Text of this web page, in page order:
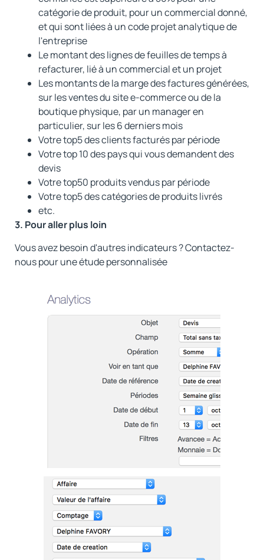
catégorie de produit, pour un commercial donné,
et qui sont liées à un code projet analytique de
l'entreprise
Le montant des lignes de feuilles de temps à
refacturer, lié à un commercial et un projet
Les montants de la marge des factures générées,
sur les ventes du site e-commerce ou de la
boutique physique, par un manager en
particulier, sur les 6 derniers mois
Votre top5 des clients facturés par période
Votre top 10 des pays qui vous demandent des
devis
Votre top50 produits vendus par période
Votre top5 des catégories de produits livrés
etc.
3. Pour aller plus loin
Vous avez besoin d'autres indicateurs ? Contactez-
nous pour une étude personnalisée